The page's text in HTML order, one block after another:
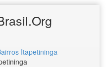
Itapetininga